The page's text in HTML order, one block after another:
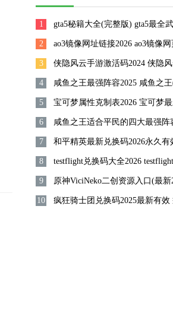
1 gta5秘籍大全(完整版) gta5最全
全(完整版)无限金钱
2 ao3镜像网址链接2026 ao3镜像
(登录入口)最新介绍
3 侠隐风云手游激活码2024 侠隐
的)永久激活码分享
4 咸鱼之王最强阵容2025 咸鱼之
将最强阵容搭配推荐
5 宝可梦属性克制表2026 宝可梦
属性克制表一览
6 咸鱼之王适合平民的四大最强阵
配) 咸鱼之王新版最强阵容搭配
7 和平精英最新兑换码2026永久有
英(免费永久皮肤2026)兑换码大
8 testflight兑换码大全2026
次)兑换码大全你懂的
9 原神ViciNeko二创资源入口(最新
vicineko二创动画网站链接分享
10 疯狂骑士团兑换码2025最新有效